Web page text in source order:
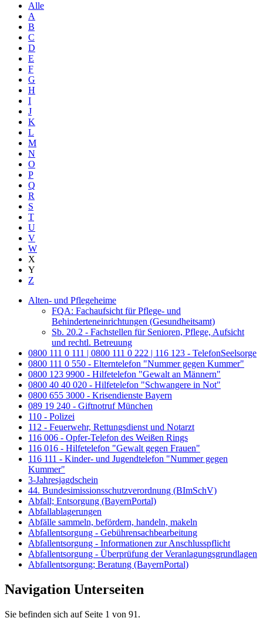
Alle
A
B
C
D
E
F
G
H
I
J
K
L
M
N
O
P
Q
R
S
T
U
V
W
X
Y
Z
Alten- und Pflegeheime
FQA: Fachaufsicht für Pflege- und
Behinderteneinrichtungen (Gesundheitsamt)
Sb. 20.2 - Fachstellen für Senioren, Pflege, Aufsicht
und rechtl. Betreuung
0800 111 0 111 | 0800 111 0 222 | 116 123 - TelefonSeelsorge
0800 111 0 550 - Elterntelefon "Nummer gegen Kummer"
0800 123 9900 - Hilfetelefon "Gewalt an Männern"
0800 40 40 020 - Hilfetelefon "Schwangere in Not"
0800 655 3000 - Krisendienste Bayern
089 19 240 - Giftnotruf München
110 - Polizei
112 - Feuerwehr, Rettungsdienst und Notarzt
116 006 - Opfer-Telefon des Weißen Rings
116 016 - Hilfetelefon "Gewalt gegen Frauen"
116 111 - Kinder- und Jugendtelefon "Nummer gegen
Kummer"
3-Jahresjagdschein
44. Bundesimissionsschutzverordnung (BImSchV)
Abfall; Entsorgung (BayernPortal)
Abfallablagerungen
Abfälle sammeln, befördern, handeln, makeln
Abfallentsorgung - Gebührensachbearbeitung
Abfallentsorgung - Informationen zur Anschlusspflicht
Abfallentsorgung - Überprüfung der Veranlagungsgrundlagen
Abfallentsorgung; Beratung (BayernPortal)
Navigation Unterseiten
Sie befinden sich auf Seite 1 von 91.